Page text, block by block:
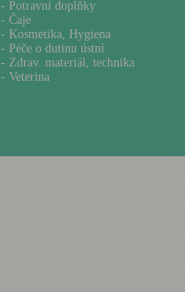
- Potravní doplňky
- Čaje
- Kosmetika, Hygiena
- Péče o dutinu ústní
- Zdrav. materiál, technika
- Veterina